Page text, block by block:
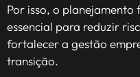
Por isso, o
essencial para reduzir
fortalecer a gestão
transição.